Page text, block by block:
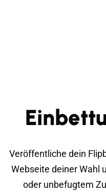
Veröffentliche dein
Webseite deiner Wahl
oder unbefugtem